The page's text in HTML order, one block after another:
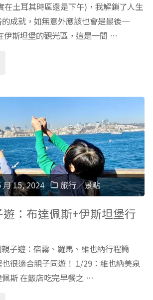
在土耳其時區還是下午)，我解鎖了人生
成就，如無意外應該也會是最後一
伊斯坦堡的觀光區，這是一間 …
月 15, 2024 旅行／景點
：布達佩斯+伊斯坦堡行
子遊：宿霧、羅馬、維也納行程簡
很適合親子同遊！ 1/29：維也納美泉
斯 在飯店吃完早餐之 …